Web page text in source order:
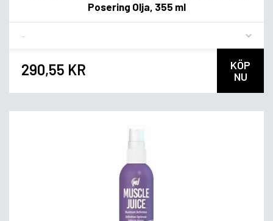
Posering Olja, 355 ml
290,55 KR
KÖP
NU